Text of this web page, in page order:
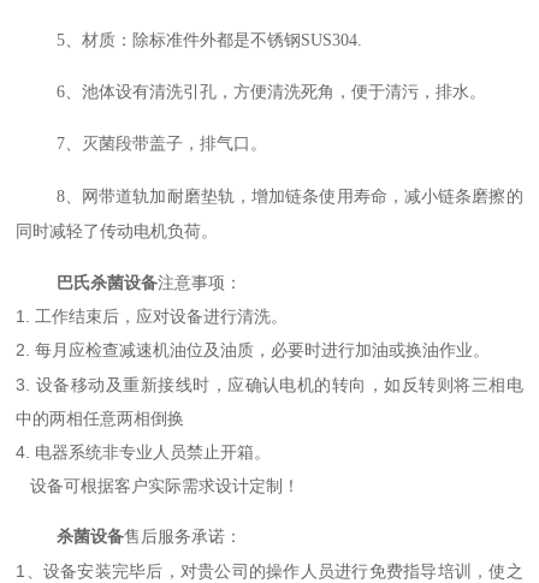
5、材质：除标准件外都是不锈钢SUS304.
6、池体设有清洗引孔，方便清洗死角，便于清污，排水。
7、灭菌段带盖子，排气口。
8、网带道轨加耐磨垫轨，增加链条使用寿命，减小链条磨擦的
同时减轻了传动电机负荷。
巴氏杀菌设备注意事项：
1. 工作结束后，应对设备进行清洗。
2. 每月应检查减速机油位及油质，必要时进行加油或换油作业 。
3. 设备移动及重新接线时，应确认电机的转向，如反转则将三相电
中的两相任意两相倒换
4. 电器系统非专业人员禁止开箱。
设备可根据客户实际需求设计定制！
杀菌设备售后服务承诺：
1 、设备安装完毕后，对贵公司的操作人员进行免费指导培训，使之